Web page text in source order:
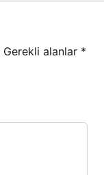
Gerekli alanlar *